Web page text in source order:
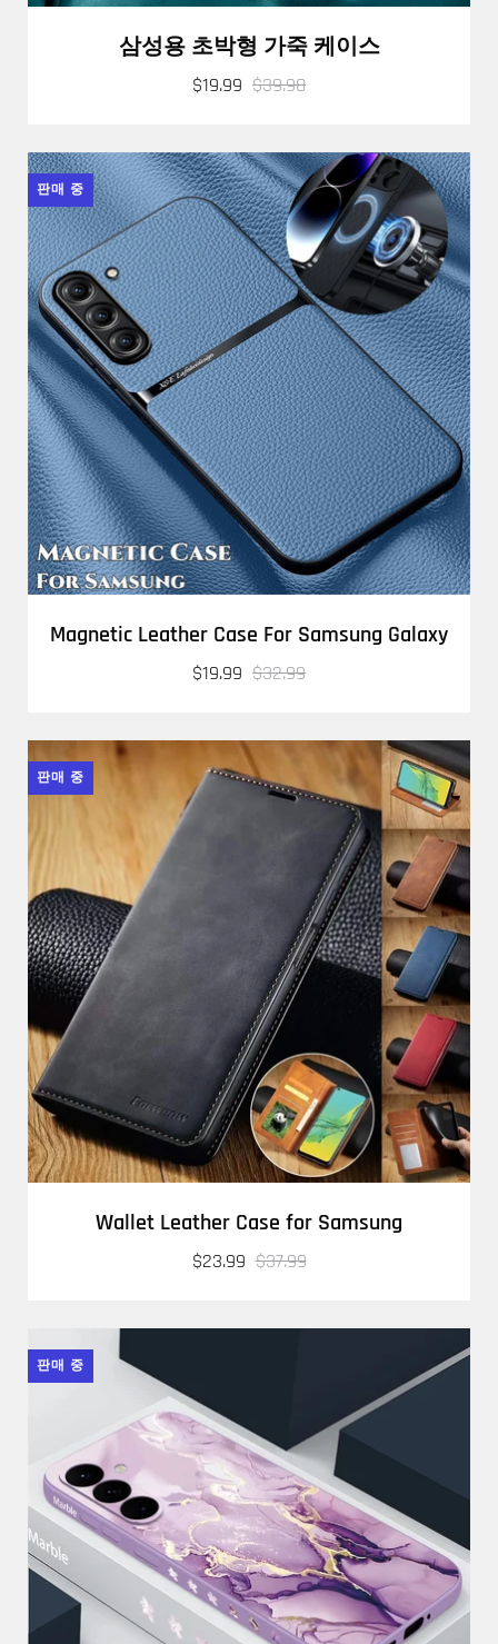
삼성용 초박형 가죽 케이스
$19.99 $39.98
판매 중
Magnetic Leather Case For Samsung Galaxy
$19.99 $32.99
판매 중
Wallet Leather Case for Samsung
$23.99 $37.99
판매 중